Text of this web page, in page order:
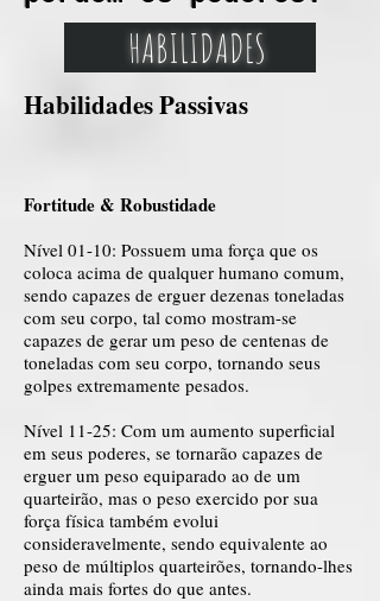
HABILIDADES
Habilidades Passivas
Fortitude & Robustidade​​
Nível 01-10: Possuem uma força que os
coloca acima de qualquer humano comum,
sendo capazes de erguer dezenas toneladas
com seu corpo, tal como mostram-se
capazes de gerar um peso de centenas de
toneladas com seu corpo, tornando seus
golpes extremamente pesados.
Nível 11-25: Com um aumento superficial
em seus poderes, se tornarão capazes de
erguer um peso equiparado ao de um
quarteirão, mas o peso exercido por sua
força física também evolui
consideravelmente, sendo equivalente ao
peso de múltiplos quarteirões, tornando-lhes
ainda mais fortes do que antes.